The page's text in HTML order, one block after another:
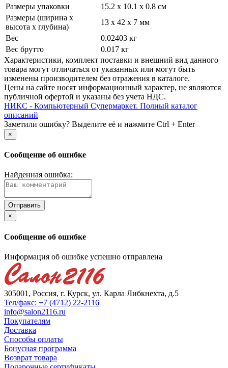
Размеры упаковки
15.2 x 10.1 x 0.8 см
Размеры (ширина х
высота х глубина)
13 x 42 x 7 мм
Вес
0.02403 кг
Вес брутто
0.017 кг
Xарактеристики, комплект поставки и внешний вид данного
товара могут отличаться от указанных или могут быть
изменены производителем без отражения в каталоге.
Цены на сайте носят информационный характер, не являются
публичной офертой и указаны без учета НДС.
НИКС - Компьютерный Cупермаркет. Полный каталог
описаний
Заметили ошибку? Выделите её и нажмите Ctrl + Enter
×
Сообщение об ошибке
Найденная ошибка:
×
Сообщение об ошибке
Информация об ошибке успешно отправлена
305001, Россия, г. Курск, ул. Карла Либкнехта, д.5
Тел/факс: +7 (4712) 22-2116
info@salon2116.ru
Покупателям
Доставка
Способы оплаты
Бонусная программа
Возврат товара